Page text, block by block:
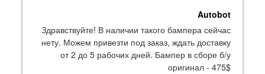
Autobot
Здравствуйте! В наличии такого бампера сейчас
нету. Можем привезти под заказ, ждать доставку
от 2 до 5 рабочих дней. Бампер в сборе б/у
оригинал - 475$